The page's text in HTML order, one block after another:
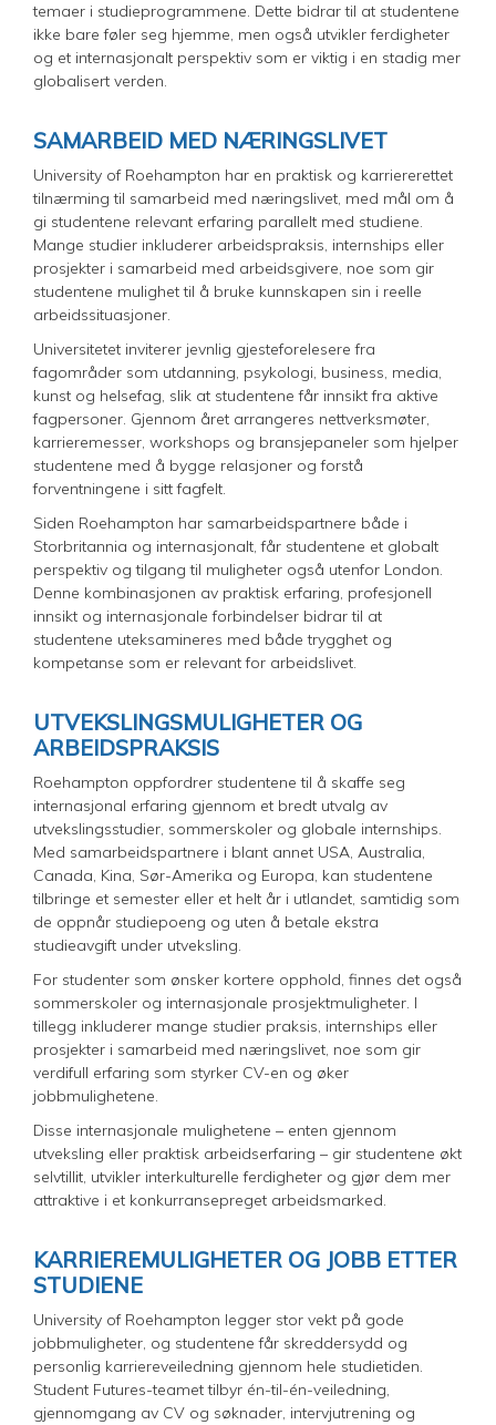
temaer i studieprogrammene. Dette bidrar til at studentene
ikke bare føler seg hjemme, men også utvikler ferdigheter
og et internasjonalt perspektiv som er viktig i en stadig mer
globalisert verden.
SAMARBEID MED NÆRINGSLIVET
University of Roehampton har en praktisk og karriererettet
tilnærming til samarbeid med næringslivet, med mål om å
gi studentene relevant erfaring parallelt med studiene.
Mange studier inkluderer arbeidspraksis, internships eller
prosjekter i samarbeid med arbeidsgivere, noe som gir
studentene mulighet til å bruke kunnskapen sin i reelle
arbeidssituasjoner.
Universitetet inviterer jevnlig gjesteforelesere fra
fagområder som utdanning, psykologi, business, media,
kunst og helsefag, slik at studentene får innsikt fra aktive
fagpersoner. Gjennom året arrangeres nettverksmøter,
karrieremesser, workshops og bransjepaneler som hjelper
studentene med å bygge relasjoner og forstå
forventningene i sitt fagfelt.
Siden Roehampton har samarbeidspartnere både i
Storbritannia og internasjonalt, får studentene et globalt
perspektiv og tilgang til muligheter også utenfor London.
Denne kombinasjonen av praktisk erfaring, profesjonell
innsikt og internasjonale forbindelser bidrar til at
studentene uteksamineres med både trygghet og
kompetanse som er relevant for arbeidslivet.
UTVEKSLINGSMULIGHETER OG
ARBEIDSPRAKSIS
Roehampton oppfordrer studentene til å skaffe seg
internasjonal erfaring gjennom et bredt utvalg av
utvekslingsstudier, sommerskoler og globale internships.
Med samarbeidspartnere i blant annet USA, Australia,
Canada, Kina, Sør-Amerika og Europa, kan studentene
tilbringe et semester eller et helt år i utlandet, samtidig som
de oppnår studiepoeng og uten å betale ekstra
studieavgift under utveksling.
For studenter som ønsker kortere opphold, finnes det også
sommerskoler og internasjonale prosjektmuligheter. I
tillegg inkluderer mange studier praksis, internships eller
prosjekter i samarbeid med næringslivet, noe som gir
verdifull erfaring som styrker CV-en og øker
jobbmulighetene.
Disse internasjonale mulighetene – enten gjennom
utveksling eller praktisk arbeidserfaring – gir studentene økt
selvtillit, utvikler interkulturelle ferdigheter og gjør dem mer
attraktive i et konkurransepreget arbeidsmarked.
KARRIEREMULIGHETER OG JOBB ETTER
STUDIENE
University of Roehampton legger stor vekt på gode
jobbmuligheter, og studentene får skreddersydd og
personlig karriereveiledning gjennom hele studietiden.
Student Futures-teamet tilbyr én-til-én-veiledning,
gjennomgang av CV og søknader, intervjutrening og